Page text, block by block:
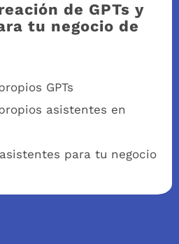
de GPTs y
tu negocio de
GPTs
asistentes en
para tu negocio